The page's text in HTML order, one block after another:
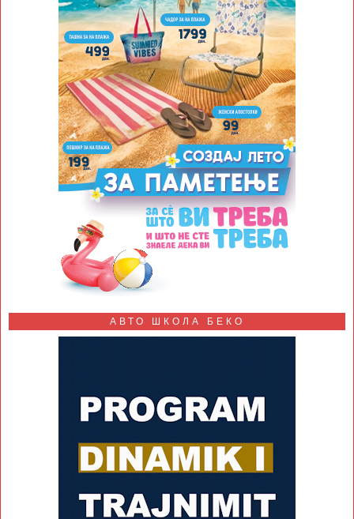
АВТО ШКОЛА БЕКО